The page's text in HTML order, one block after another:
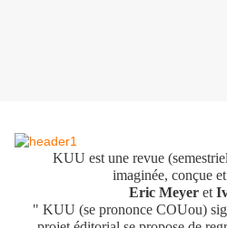
KUU est une revue
imaginée, conçue
Eric Meyer et
" KUU (se prononce COUou)